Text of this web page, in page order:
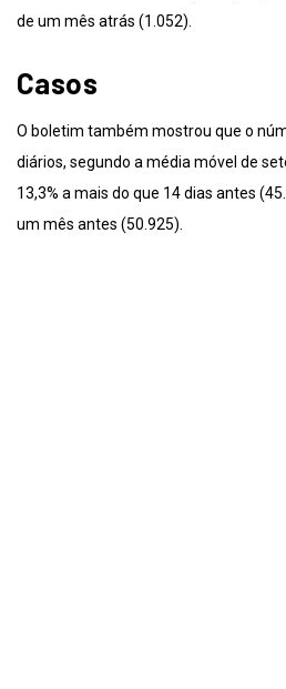
de um mês atrás (1.052).
Casos
O boletim também mostrou que o
diários, segundo a média móvel de
13,3% a mais do que 14 dias antes
um mês antes (50.925).